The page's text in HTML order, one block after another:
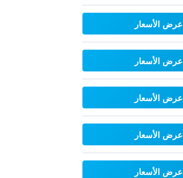
عرض الأسعار
عرض الأسعار
عرض الأسعار
عرض الأسعار
عرض الأسعار